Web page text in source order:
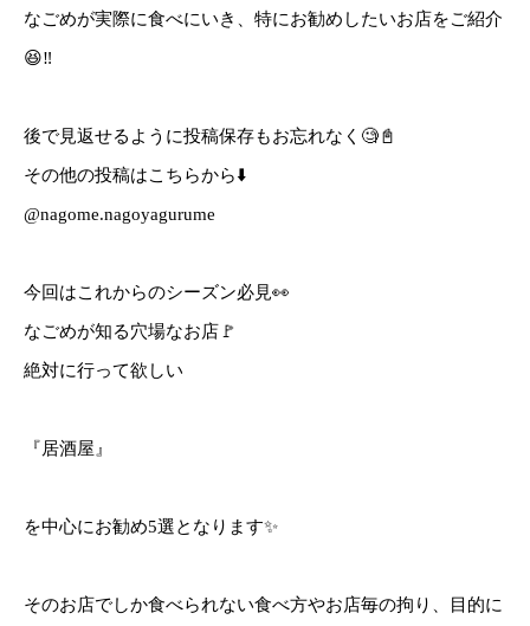
なごめが実際に食べにいき、特にお勧めしたいお店をご紹介
😆‼️
後で見返せるように投稿保存もお忘れなく🧐📓
その他の投稿はこちらから⬇️
@nagome.nagoyagurume
今回はこれからのシーズン必見👀
なごめが知る穴場なお店🚩
絶対に行って欲しい
『居酒屋』
を中心にお勧め5選となります✨
そのお店でしか食べられない食べ方やお店毎の拘り、目的に